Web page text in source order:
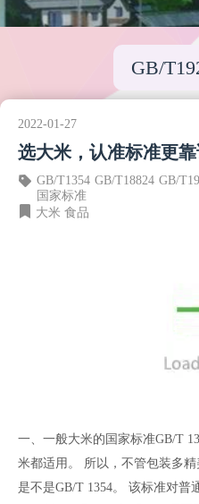
GB/
2022-01-27
选大米，认准标准更
GB/T1354 GB/T18824 GB/
国家标准
大米 食品
一、一般大米的国家标准GB/T
米都适用。 所以，不管包装多
是不是GB/T 1354。 该标准对普